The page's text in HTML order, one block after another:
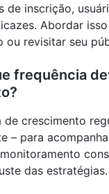
de inscrição,
Abordar
ou revisitar seu
frequência
de crescimento
– para
das estratégias.